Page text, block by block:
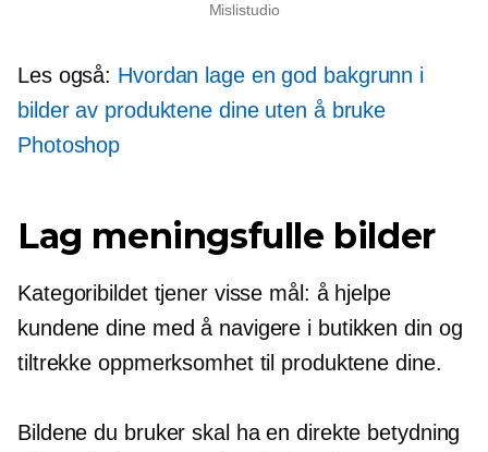
Mislistudio
Les også: Hvordan lage en god bakgrunn i
bilder av produktene dine uten å bruke
Photoshop
Lag meningsfulle bilder
Kategoribildet tjener visse mål: å hjelpe
kundene dine med å navigere i butikken din og
tiltrekke oppmerksomhet til produktene dine.
Bildene du bruker skal ha en direkte betydning